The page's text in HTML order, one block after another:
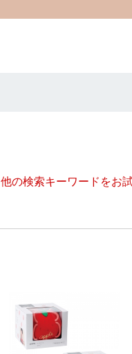
他の検索キーワードをお